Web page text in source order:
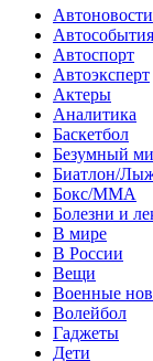
Автоновости
Автособытия
Автоспорт
Автоэксперт
Актеры
Аналитика
Баскетбол
Безумный
Биатлон/
Бокс/MMA
Болезни и
В мире
В России
Вещи
Военные
Волейбол
Гаджеты
Дети